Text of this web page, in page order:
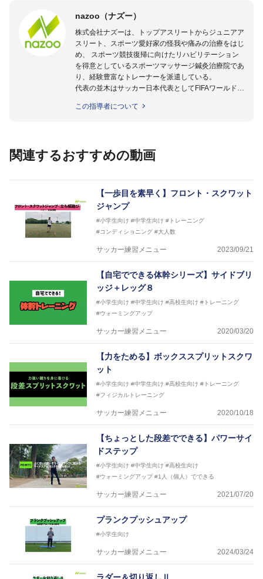
nazoo（ナズー）
株式会社ナズーは、トップアスリートからジュニアア
スリート、スポーツ愛好家の怪我や痛みの治療をはじ
め、 スポーツ競技復帰に向けたリハビリテーション
を得意としているスポーツマッサージ鍼灸治療院であ
り、経験豊富なトレーナーを派遣している。
代表の並木はサッカー日本代表としてFIFAワールドカ
のほかU-23日本代表のアスレティックトレーナーと
世代のサッカーを中心に、WJBL、社会人ラグビー、
を派遣している。
さらには講演会やセミナー、専門学校などの教育機関
に講師を派遣するなど後進育成にも力を入れている。
「一人一人の健康な人生をサポートする」を企業理念
として掲げ、世の中の人々の『健康』をあらゆる方向
からサポートし、一人一人の「楽しく、豊かに、生き
生きと」生きる、そんな『健康な人生』をサポートし
この指導者について
関連するおすすめの動画
【一歩目を素早く】フロント・スクワット
ジャンプ
#小学生向け #中学生向け #トレーニング
#コンディショニング #大人数
サッカー練習メニュー 2023/09/21
【自宅でできる体幹シリーズ】サイドブリ
ッジ＋レッグ８
#小学生向け #中学生向け #高校生向け #トレーニング
#ウォーミングアップ
サッカー練習メニュー 2020/03/20
【力をためる】ボックススプリットスクワ
ット
#小学生向け #中学生向け #高校生向け #トレーニング
#フィジカルトレーニング
サッカー練習メニュー 2020/10/18
【ちょっとした段差でできる】パワーサイ
ドステップ
#小学生向け #中学生向け #高校生向け
#ウォーミングアップ #1人（個人）でできる
サッカー練習メニュー 2021/07/20
プランクプッシュアップ
#小学生向け
サッカー練習メニュー 2024/03/24